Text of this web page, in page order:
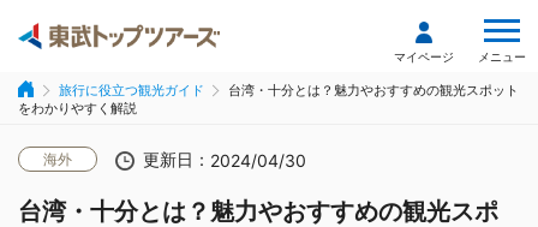
マイページ メニュー
旅行に役立つ観光ガイド
台湾・十分とは？魅力やおすすめの観光スポット
をわかりやすく解説
海外 更新日： 2024/04/30
台湾・十分とは？魅力やおすすめの観光スポ